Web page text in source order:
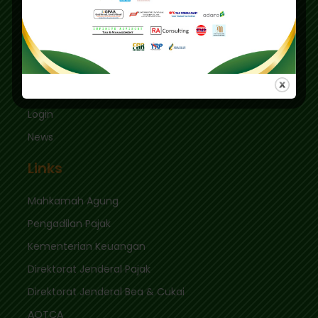
Kec. Keb. Baru Jl. Fatmawati Raya
Jakarta Selatan 12410
sekretariat@ikpi.or.id
Login
News
Links
Mahkamah Agung
Pengadilan Pajak
Kementerian Keuangan
Direktorat Jenderal Pajak
Direktorat Jenderal Bea & Cukai
AOTCA